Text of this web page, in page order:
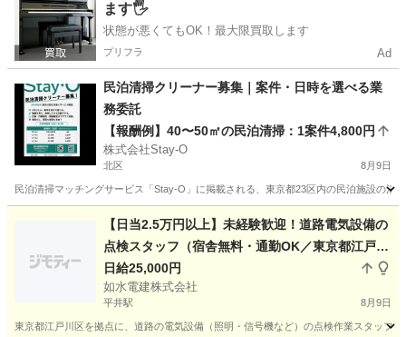
ます🖐️
状態が悪くてもOK！最大限買取します
プリフラ Ad
民泊清掃クリーナー募集｜案件・日時を選べる業
務委託
【報酬例】40〜50㎡の民泊清掃：1案件4,800円
株式会社Stay-O
北区 8月9日
民泊清掃マッチングサービス「Stay-O」に掲載される、東京都23区内の民泊施設の
清掃 Web
【日当2.5万円以上】未経験歓迎！道路電気設備の
点検スタッフ（宿舎無料・通勤OK／東京都江戸川
区拠点・1名募集）
日給25,000円
如水電建株式会社
平井駅 8月9日
東京都江戸川区を拠点に、道路の電気設備（照明・信号機など）の点検作業スタッフ